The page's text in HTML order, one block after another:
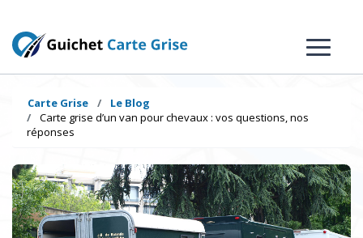
Carte Grise
Le Blog
Carte grise d’un van pour chevaux : vos questions, nos
réponses